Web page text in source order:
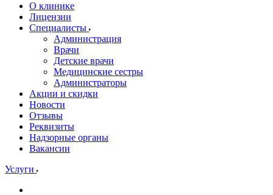
О клинике
Лицензии
Специалисты
Администрация
Врачи
Детские врачи
Медицинские сестры
Администраторы
Акции и скидки
Новости
Отзывы
Реквизиты
Надзорные органы
Вакансии
Услуги